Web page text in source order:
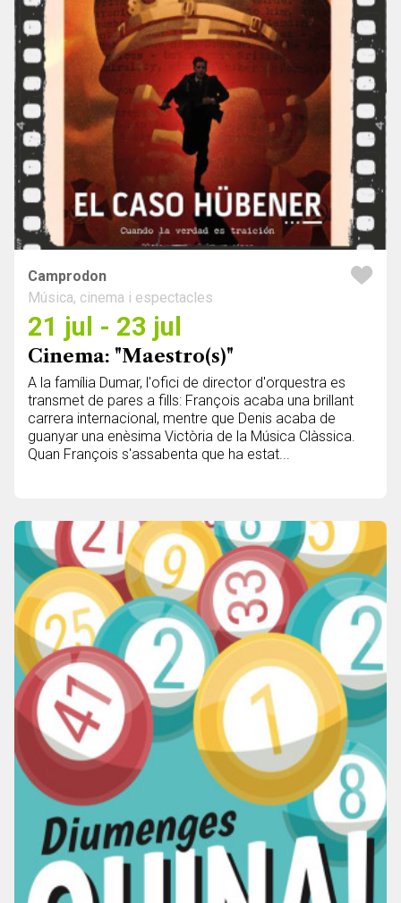
Camprodon
Música, cinema i espectacles
21 jul - 23 jul
Cinema: "Maestro(s)"
A la família Dumar, l'ofici de director d'orquestra es
transmet de pares a fills: François acaba una brillant
carrera internacional, mentre que Denis acaba de
guanyar una enèsima Victòria de la Música Clàssica.
Quan François s'assabenta que ha estat...